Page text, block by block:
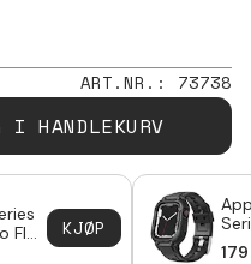
ART.NR. : 73738
I HANDLEKURV
KJØP
179